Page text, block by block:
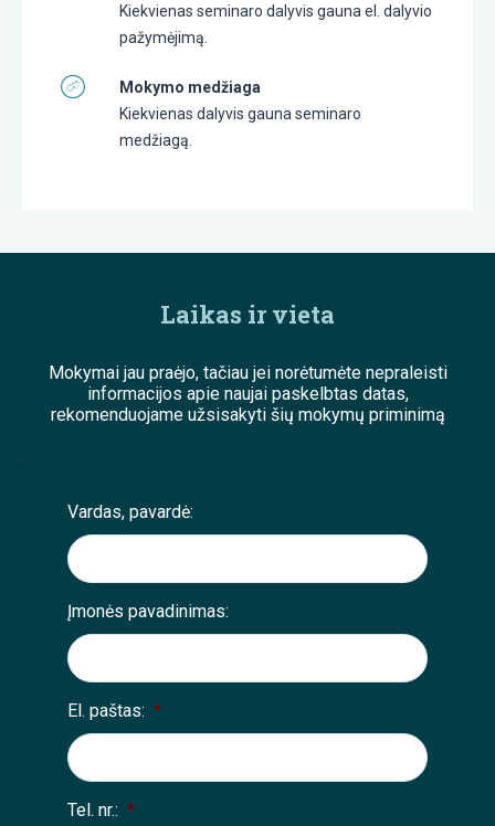
Kiekvienas seminaro dalyvis gauna el. dalyvio
pažymėjimą.
Mokymo medžiaga
Kiekvienas dalyvis gauna seminaro
medžiagą.
Laikas ir vieta
Mokymai jau praėjo, tačiau jei norėtumėte nepraleisti
informacijos apie naujai paskelbtas datas,
rekomenduojame užsisakyti šių mokymų priminimą
;
Vardas, pavardė:
Įmonės pavadinimas:
El. paštas: *
Tel. nr.: *